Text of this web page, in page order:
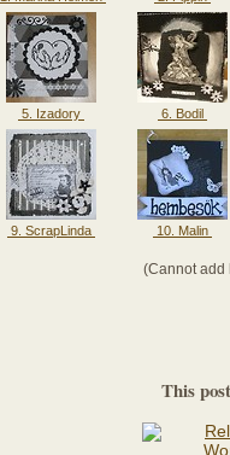
5. Izadory 6. Bodil
9. ScrapLinda 10. Malin
(Cannot add
This